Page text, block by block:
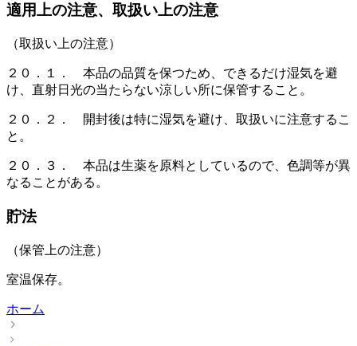
適用上の注意、取扱い上の注意
（取扱い上の注意）
２０．１． 本品の品質を保つため、できるだけ湿気を避
け、直射日光の当たらない涼しい所に保管すること。
２０．２． 開封後は特に湿気を避け、取扱いに注意するこ
と。
２０．３． 本品は生薬を原料としているので、色調等が異
なることがある。
貯法
（保管上の注意）
室温保存。
ホーム